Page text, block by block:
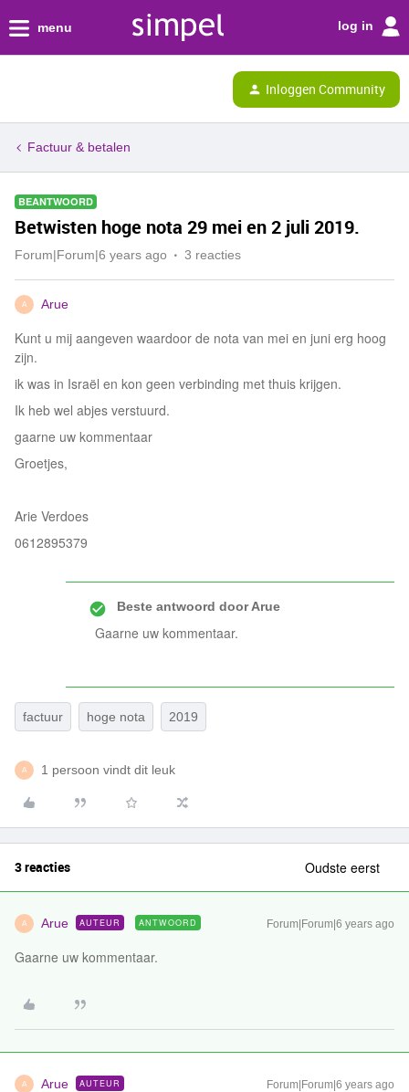
menu log in
Inloggen Community
Factuur & betalen
BEANTWOORD
Betwisten hoge nota 29 mei en 2 juli 2019.
Forum|Forum|6 years ago 3 reacties
A Arue
Kunt u mij aangeven waardoor de nota van mei en juni erg hoog
zijn.
ik was in Israël en kon geen verbinding met thuis krijgen.
Ik heb wel abjes verstuurd.
gaarne uw kommentaar
Groetjes,
Arie Verdoes
0612895379
Beste antwoord doorArue
Gaarne uw kommentaar.
factuur hoge nota 2019
A 1 persoon vindt dit leuk
3 reacties Oudste eerst
A Arue AUTEUR ANTWOORD Forum|Forum|6 years ago
Gaarne uw kommentaar.
A Arue AUTEUR Forum|Forum|6 years ago